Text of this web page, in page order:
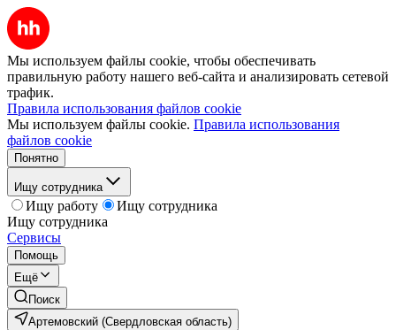
Мы используем файлы cookie, чтобы обеспечивать
правильную работу нашего веб-сайта и анализировать сетевой
трафик.
Правила использования файлов cookie
Мы используем файлы cookie. Правила использования
файлов cookie
Понятно
Ищу сотрудника
Ищу работу
Ищу сотрудника
Ищу сотрудника
Сервисы
Помощь
Ещё
Поиск
Артемовский (Свердловская область)